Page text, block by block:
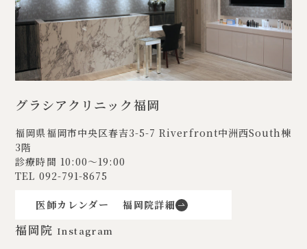
グラシアクリニック福岡
福岡県福岡市中央区春吉3-5-7Riverfront中洲西South棟
3階
診療時間 10:00〜19:00
TEL 092-791-8675
医師カレンダー 福岡院詳細
福岡院 Instagram